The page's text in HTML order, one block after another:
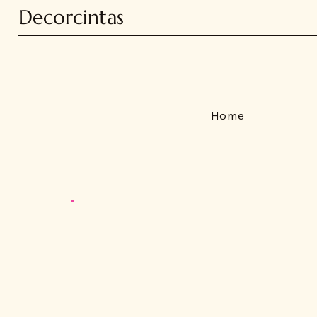
Decorcintas
Home